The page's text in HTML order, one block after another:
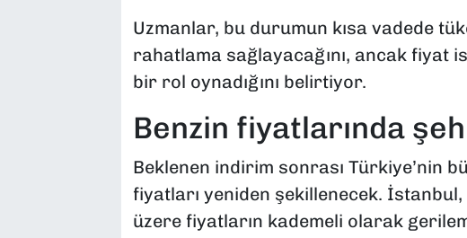
Uzmanlar, bu durumun kısa vadede
rahatlama sağlayacağını, ancak fiyat
bir rol oynadığını belirtiyor.
Benzin fiyatlarında
Beklenen indirim sonrası Türkiye’nin
fiyatları yeniden şekillenecek.
üzere fiyatların kademeli olarak